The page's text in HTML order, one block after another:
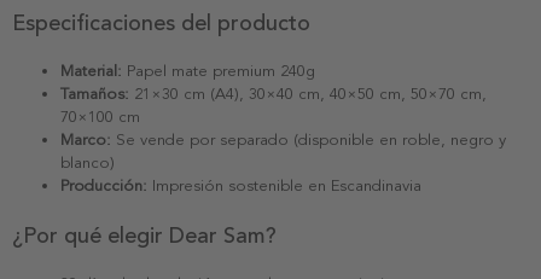
Especificaciones del producto
Material: Papel mate premium 240g
Tamaños: 21×30 cm (A4), 30×40 cm, 40×50 cm, 50×70 cm,
70×100 cm
Marco: Se vende por separado (disponible en roble, negro y
blanco)
Producción: Impresión sostenible en Escandinavia
¿Por qué elegir Dear Sam?